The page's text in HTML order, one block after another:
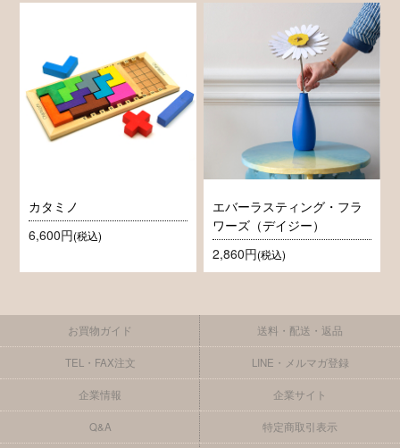
カタミノ
6,600円(税込)
エバーラスティング・フラ
ワーズ（デイジー）
2,860円(税込)
お買物ガイド 送料・配送・返品
TEL・FAX注文 LINE・メルマガ登録
企業情報 企業サイト
Q&A 特定商取引表示